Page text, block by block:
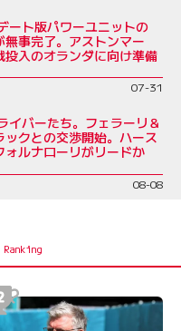
ート版パワーユニットの
無事完了。アストンマー
投入のオランダに向け準備
07-31
イバーたち。フェラーリ＆
ックとの交渉開始。ハース
ォルナローリがリードか
08-08